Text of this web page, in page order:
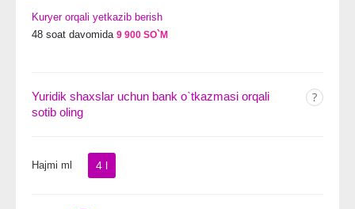
Kuryer orqali yetkazib berish
48 soat davomida 9 900 SO`M
Yuridik shaxslar uchun bank o`tkazmasi orqali
sotib oling
Hajmi ml 4 l